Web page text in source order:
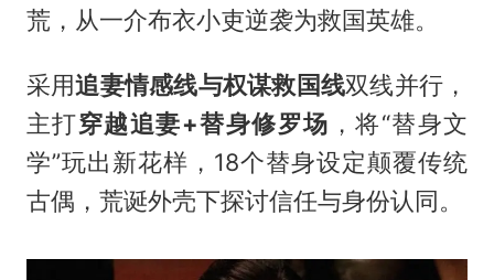
荒，从一介布衣小吏逆袭为救国英雄。
采用追妻情感线与权谋救国线双线并行，
主打穿越追妻+替身修罗场 ，将“替身文
学”玩出新花样，18个替身设定颠覆传统
古偶，荒诞外壳下探讨信任与身份认同。